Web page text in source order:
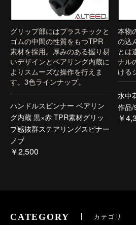
グリップ部にはプラスチックと
ゴムの中間の性質をもつTPR
素材を採用。厚みのある握り易
いデザインとベアリング内蔵に
よりスムーズな操作を行えま
す。3色ラインナップ。
ハンドルスピンナー ベアリン
グ内蔵 黒×赤 TPR素材グリッ
プ感抜群ステアリングスピナー
ノブ
￥2,500
本物
の込
とは
ナル
ける
水中
作品
￥
CATEGORY カテゴリ